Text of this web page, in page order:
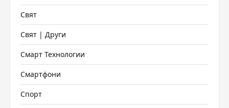
Свят
Свят | Други
Смарт Технологии
Смартфони
Спорт